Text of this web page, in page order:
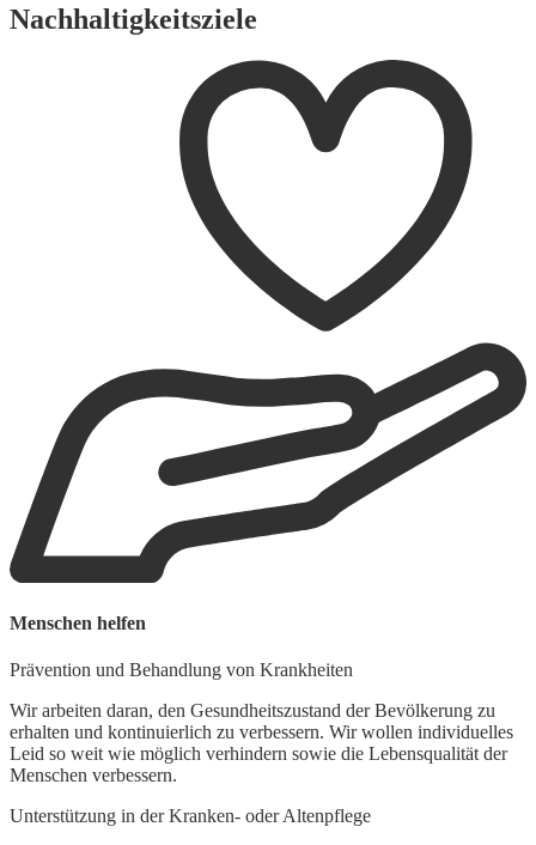
Nachhaltigkeitsziele
Menschen helfen
Prävention und Behandlung von Krankheiten
Wir arbeiten daran, den Gesundheitszustand der Bevölkerung zu
erhalten und kontinuierlich zu verbessern. Wir wollen individuelles
Leid so weit wie möglich verhindern sowie die Lebensqualität der
Menschen verbessern.
Unterstützung in der Kranken- oder Altenpflege